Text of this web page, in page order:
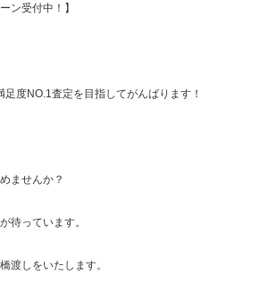
ン受付中！】
度NO.1査定を目指してがんばります！
ませんか？
待っています。
渡しをいたします。